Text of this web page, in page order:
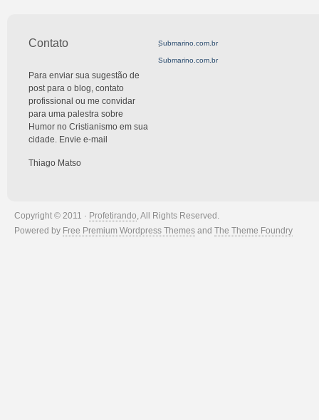
Contato
Para enviar sua sugestão de
post para o blog, contato
profissional ou me convidar
para uma palestra sobre
Humor no Cristianismo em sua
cidade. Envie e-mail
Thiago Matso
Submarino.com.br
.
Submarino.com.br
Copyright © 2011 · Profetirando, All Rights Reserved.
Powered by Free Premium Wordpress Themes and The Theme Foundry